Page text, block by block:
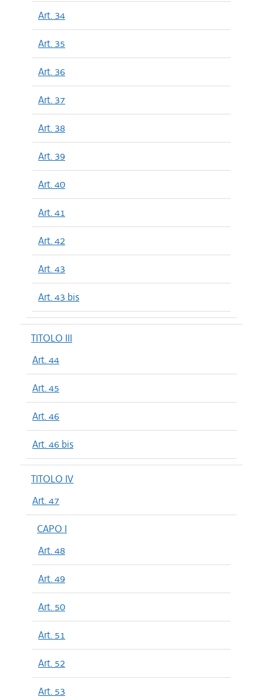
Art. 34
Art. 35
Art. 36
Art. 37
Art. 38
Art. 39
Art. 40
Art. 41
Art. 42
Art. 43
Art. 43 bis
TITOLO III
Art. 44
Art. 45
Art. 46
Art. 46 bis
TITOLO IV
Art. 47
CAPO I
Art. 48
Art. 49
Art. 50
Art. 51
Art. 52
Art. 53